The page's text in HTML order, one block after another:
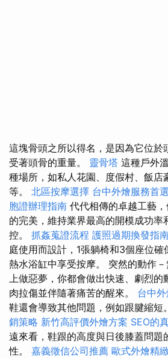
這塊骨頭之所以得名，是因為它位於
受著頭骨的重量。 靈骨塔 這種戶外
種場所，如私人花園、度假村、飯店
等。 北區按摩選擇 台中外燴服務首選
胞證辦理指南 代代相傳的卓越工藝
的完美，維持業界最高的開模成功率
控。 抓姦蒐證流程 護照過期換發指
庭使用而設計，1張躺椅和3個座位
熱水浴缸中享受按摩。 突然的動作
上做惡夢，你都會做出快速、劇烈的
肉拉傷並伴隨著痛苦的醒來。 台中
鞋還會導致其他問題，例如跟腱縮短
銷策略 新竹高評價外燴方案 SEO的
遠來看，鞋跟的高度與日後膝蓋問題
性。 嘉義徵信公司推薦 歐式外燴精